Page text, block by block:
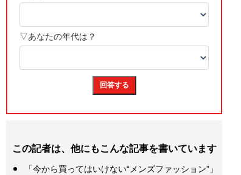
この記者は、他にもこんな記事を書いています
「今から買ってはいけない“メンズファッション”」